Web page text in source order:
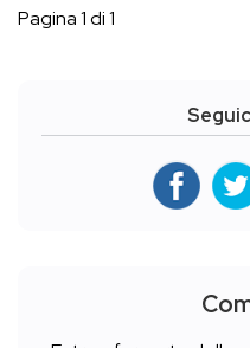
Pagina 1 di 1